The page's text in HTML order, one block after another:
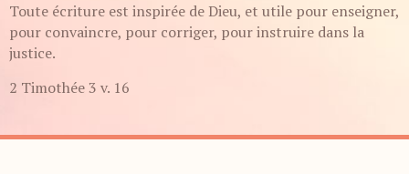
Toute écriture est inspirée de Dieu, et utile pour enseigner,
pour convaincre, pour corriger, pour instruire dans la
justice.
2 Timothée 3 v. 16